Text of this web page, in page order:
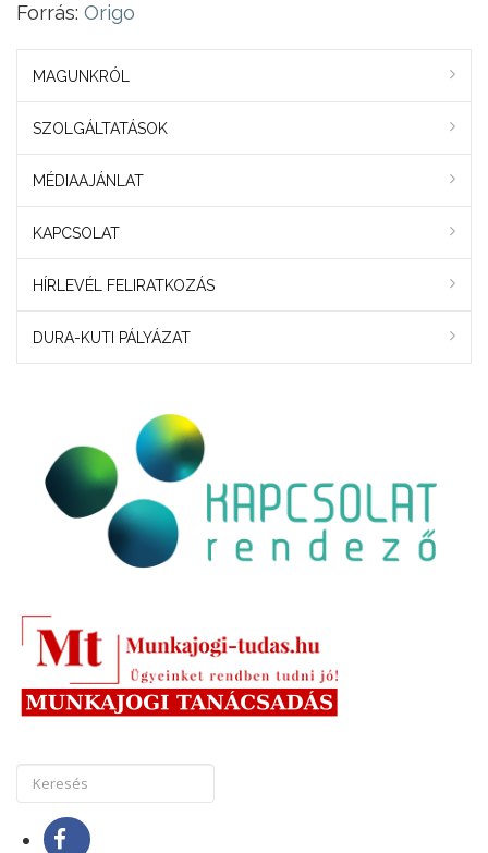
Forrás: Origo
MAGUNKRÓL
SZOLGÁLTATÁSOK
MÉDIAAJÁNLAT
KAPCSOLAT
HÍRLEVÉL FELIRATKOZÁS
DURA-KUTI PÁLYÁZAT